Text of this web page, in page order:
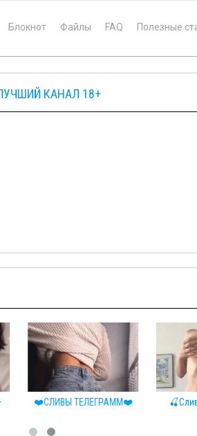
Блокнот Файлы FAQ Полезные
КАНАЛ 18+
ТЕЛЕГРАММ❤️ 🍒Сливы